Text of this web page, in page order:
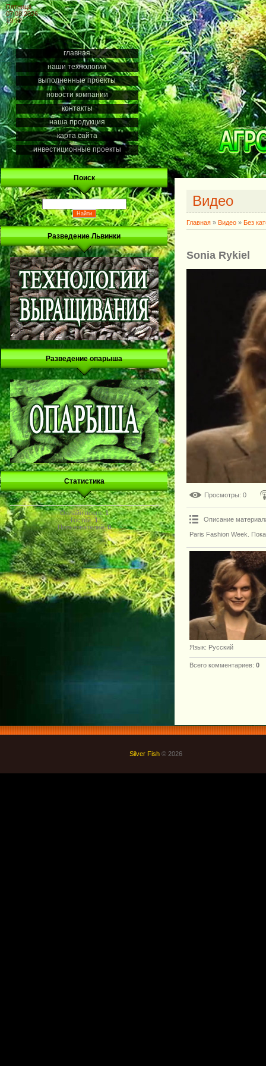
Пятница
07.08.2026
19:12
главная
наши технологии
выполненные проекты
новости компании
контакты
наша продукция
карта сайта
инвестиционные проекты
Поиск
Разведение Львинки
Разведение опарыша
Статистика
Онлайн всего:1
Гостей:1
Пользователей:0
Видео
Главная » Видео » Без
Sonia Rykiel
Просмотры: 0
Описание
Paris Fashion Week.
Язык: Русский
Всего комментариев: 0
Silver Fish © 2026